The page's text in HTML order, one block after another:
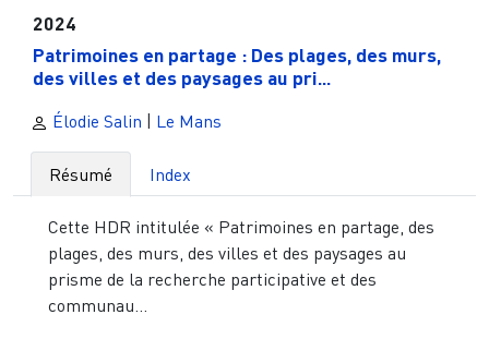
2024
Patrimoines en partage : Des plages, des murs,
des villes et des paysages au pri...
Élodie Salin Le Mans
Résumé Index
Cette HDR intitulée « Patrimoines en partage, des
plages, des murs, des villes et des paysages au
prisme de la recherche participative et des
communau...